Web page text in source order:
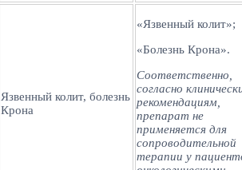
Язвенный колит, болезнь
Крона
«Язвенный колит»;
«Болезнь Крона».
Соответственно,
согласно
рекомендациям,
препарат не
применяется для
сопроводительной
терапии у